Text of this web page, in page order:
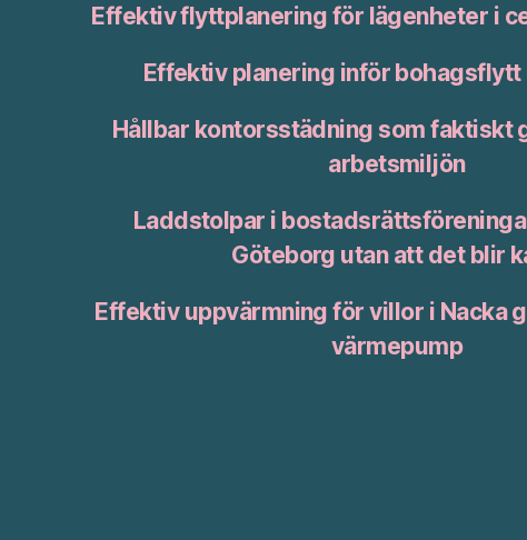
Effektiv flyttplanering för lägenheter i
Effektiv planering inför bohagsflytt
Hållbar kontorsstädning som faktiskt
arbetsmiljön
Laddstolpar i
Göteborg utan att det blir
Effektiv uppvärmning för villor i Nacka
värmepump